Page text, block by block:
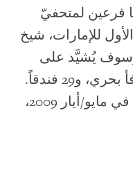
فرعين لمتحفيّ
للإمارات، شيخ
وسوف يُشيَّد على
الجزيرة ملعبين للغولف، ومساكن خاصة باهظة التكلفة، ومرفأ بحري، و29 فندقاً.
ومن المقرر البدء في بناء أول هذه المراكز، وهو فرع اللوفر، في مايو/أيار 2009،